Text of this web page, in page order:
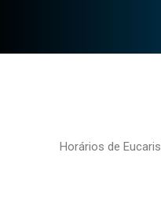
Horários de